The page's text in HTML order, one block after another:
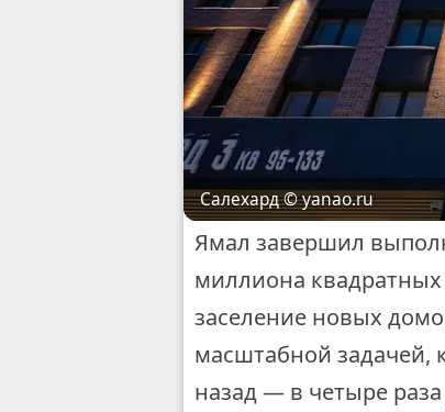
Салехард© yanao.ru
Ямал завершил
миллиона
заселение новых
масштабной задачей,
назад — в четыре